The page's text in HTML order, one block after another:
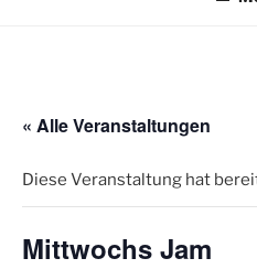
« Alle Veranstaltungen
Diese Veranstaltung hat
Mittwochs Jam